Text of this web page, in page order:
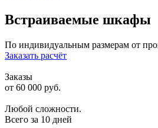
Встраиваемые шкафы
По индивидуальным размерам от
Заказать расчёт
Заказы
от 60 000 руб.
Любой сложности.
Всего за 10 дней